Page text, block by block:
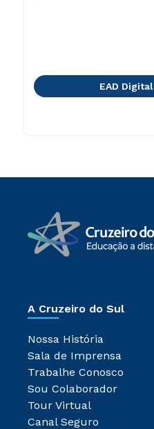
EAD Digital
A Cruzeiro do Sul
Nossa História
Sala de Imprensa
Trabalhe Conosco
Sou Colaborador
Tour Virtual
Canal Seguro